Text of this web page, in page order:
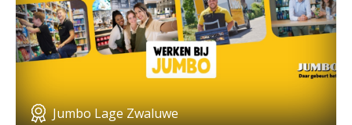
Jumbo Lage Zwaluwe